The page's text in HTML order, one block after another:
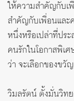
ให้ความสำคัญกับเ
สำคัญกับเพื่อนและ
หนึ่งหรือเปล่าที่ปร
คนรักในโอกาสพิเ
ว่า จะเลือกของขวั
วิมลรัตน์ ตั้งมั่นวิท